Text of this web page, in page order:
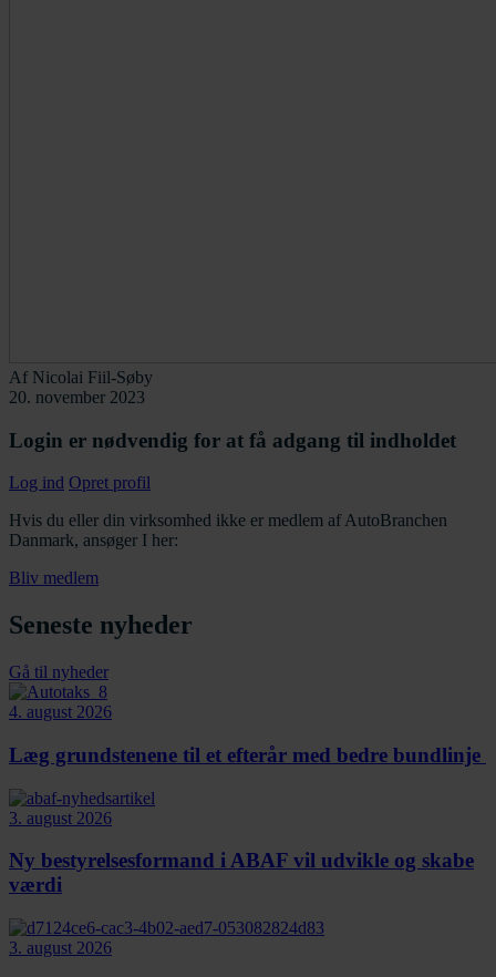
Af Nicolai Fiil-Søby
20. november 2023
Login er nødvendig for at få adgang til indholdet
Log ind Opret profil
Hvis du eller din virksomhed ikke er medlem af AutoBranchen
Danmark, ansøger I her:
Bliv medlem
Seneste nyheder
Gå til nyheder
4. august 2026
Læg grundstenene til et efterår med bedre bundlinje
3. august 2026
Ny bestyrelsesformand i ABAF vil udvikle og skabe
værdi
3. august 2026